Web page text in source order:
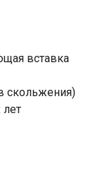
вставка
скольжения)